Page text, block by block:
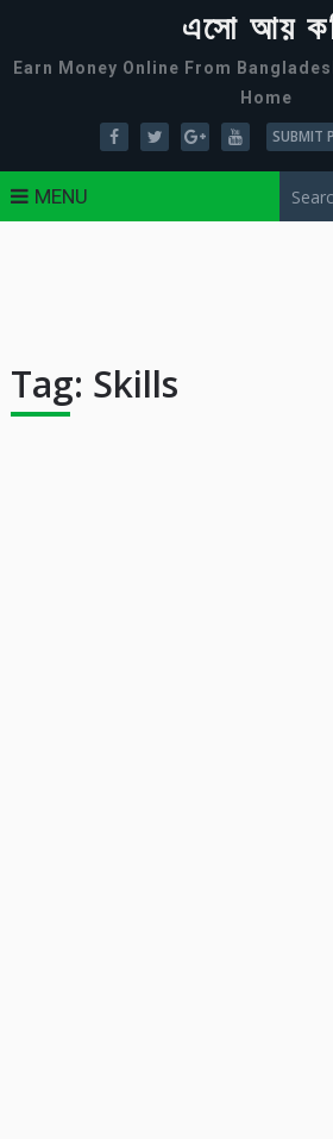
এসো আয়
Earn Money Online From
Home
SUBMIT
MENU
Tag: Skills